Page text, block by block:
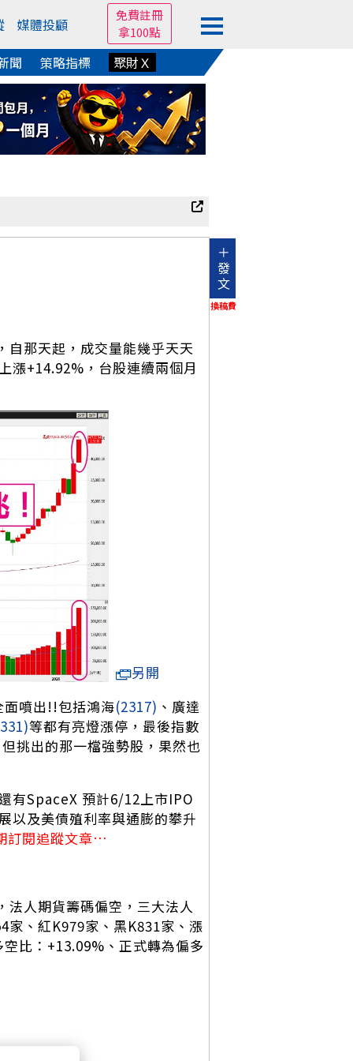
媒體投顧
免費註冊
拿100點
聞 策略指標 聚財Ｘ
＋
發
文
換稿費
自那天起，成交量能幾乎天天
漲+14.92%，台股連續兩個月
另開
面噴出!!包括鴻海(2317) 、廣達
等都有亮燈漲停，最後指數
挑出的那一檔強勢股，果然也
有SpaceX 預計6/12上市IPO
以及美債殖利率與通膨的攀升
訂閱追蹤文章…
人期貨籌碼偏空，三大法人
、紅K979家、黑K831家、漲
比：+13.09%、正式轉為偏多